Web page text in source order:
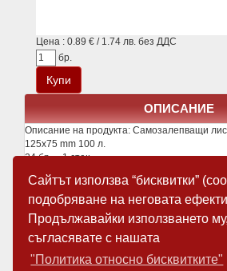
Сайтът използва “бисквитки”
подобряване на неговата
Продължавайки използването
съгласявате с нашата
"Политика относно бисквитките"
Цена : 0.89 € / 1.74 лв. без ДДС
бр.
ОПИСАНИЕ
Описание на продукта: Самозалепващи
125x75 mm 100 л.
24 бр. = 1 стек
СВЪРЗАНИ
ЗАМЕСТВАЩИ